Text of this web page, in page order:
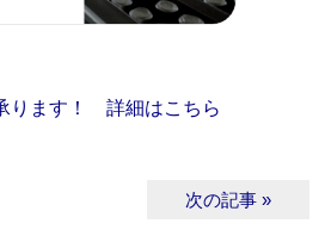
ります！ 詳細はこちら
次の記事 »